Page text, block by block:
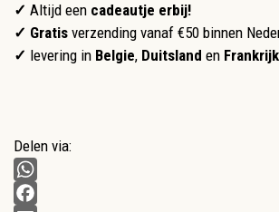
✓ Altijd een cadeautje erbij!
✓ Gratis verzending vanaf €50 binnen
✓ levering in Belgie, Duitsland en Frankrijk
Delen via:
WhatsApp